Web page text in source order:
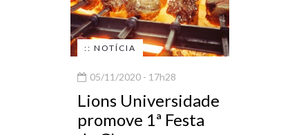
:: NOTÍCIA
05/11/2020 - 17h28
Lions Universidade
promove 1ª Festa